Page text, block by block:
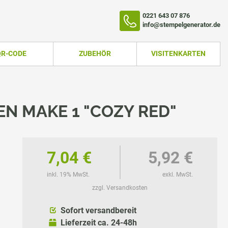
0221 643 07 876
info@stempelgenerator.de
CODE ZUBEHÖR VISITENKARTEN
MAKE 1 "COZY RED"
7,04 €
inkl. 19% MwSt.
5,92 €
exkl. MwSt.
zzgl. Versandkosten
Sofort versandbereit
Lieferzeit ca. 24-48h